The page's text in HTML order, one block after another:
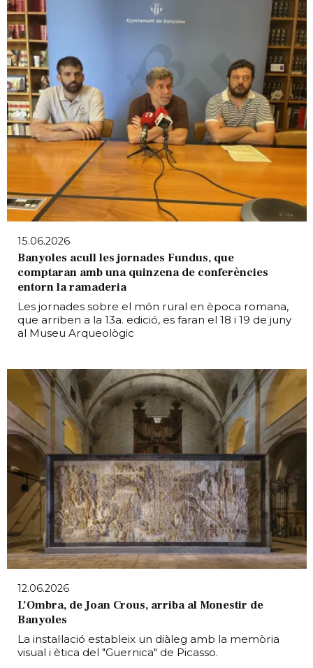
15.06.2026
Banyoles acull les jornades Fundus, que
comptaran amb una quinzena de conferències
entorn la ramaderia
Les jornades sobre el món rural en època romana,
que arriben a la 13a. edició, es faran el 18 i 19 de juny
al Museu Arqueològic
12.06.2026
L’Ombra, de Joan Crous, arriba al Monestir de
Banyoles
La instal·lació estableix un diàleg amb la memòria
visual i ètica del "Guernica" de Picasso.